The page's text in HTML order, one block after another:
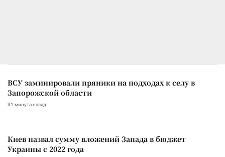
ВСУ заминировали пряники на подходах к селу в
Запорожской области
31 минута назад
Киев назвал сумму вложений Запада в бюджет
Украины с 2022 года